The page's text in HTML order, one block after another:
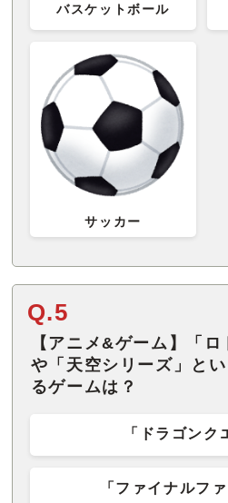
バスケットボール
サッカー
Q.5
【アニメ&ゲーム】「ロ
や「天空シリーズ」と
るゲームは？
「ドラゴンク
「ファイナルフ